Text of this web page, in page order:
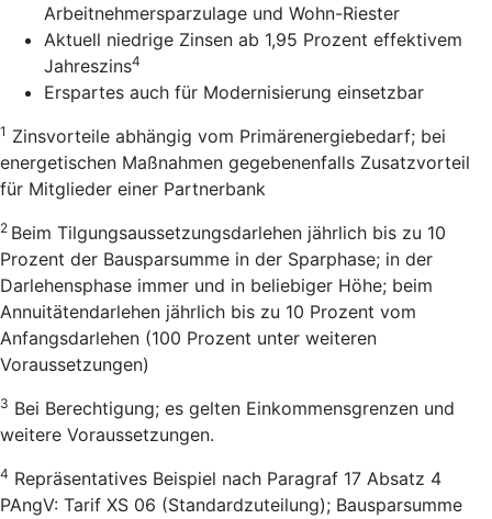
Arbeitnehmersparzulage und Wohn-Riester
Aktuell niedrige Zinsen ab 1,95 Prozent effektivem
Jahreszins4
Erspartes auch für Modernisierung einsetzbar
1 Zinsvorteile abhängig vom Primärenergiebedarf; bei
energetischen Maßnahmen gegebenenfalls Zusatzvorteil
für Mitglieder einer Partnerbank
2 Beim Tilgungsaussetzungsdarlehen jährlich bis zu 10
Prozent der Bausparsumme in der Sparphase; in der
Darlehensphase immer und in beliebiger Höhe; beim
Annuitätendarlehen jährlich bis zu 10 Prozent vom
Anfangsdarlehen (100 Prozent unter weiteren
Voraussetzungen)
3 Bei Berechtigung; es gelten Einkommensgrenzen und
weitere Voraussetzungen.
4 Repräsentatives Beispiel nach Paragraf 17 Absatz 4
PAngV: Tarif XS 06 (Standardzuteilung); Bausparsumme